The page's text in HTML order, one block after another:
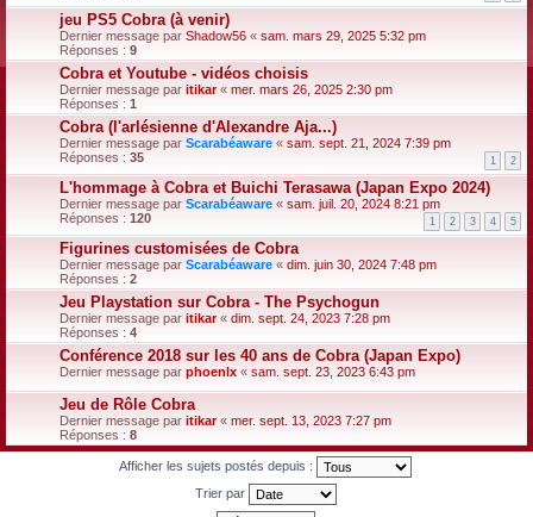
jeu PS5 Cobra (à venir)
Dernier message par Shadow56 « sam. mars 29, 2025 5:32 pm
Réponses : 9
Cobra et Youtube - vidéos choisis
Dernier message par itikar« mer. mars 26, 2025 2:30 pm
Réponses : 1
Cobra (l'arlésienne d'Alexandre Aja...)
Dernier message par Scarabéaware « sam. sept. 21, 2024 7:39 pm
Réponses : 35 1 2
L'hommage à Cobra et Buichi Terasawa (Japan Expo 2024)
Dernier message par Scarabéaware « sam. juil. 20, 2024 8:21 pm
Réponses : 120 1 2 3 4 5
Figurines customisées de Cobra
Dernier message par Scarabéaware « dim. juin 30, 2024 7:48 pm
Réponses : 2
Jeu Playstation sur Cobra - The Psychogun
Dernier message par itikar« dim. sept. 24, 2023 7:28 pm
Réponses : 4
Conférence 2018 sur les 40 ans de Cobra (Japan Expo)
Dernier message par phoenlx « sam. sept. 23, 2023 6:43 pm
Jeu de Rôle Cobra
Dernier message par itikar« mer. sept. 13, 2023 7:27 pm
Réponses : 8
Afficher les sujets postés depuis :
Trier par